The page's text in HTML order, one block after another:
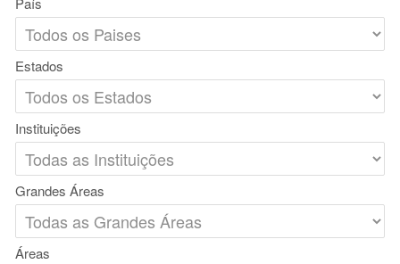
Estados
Instituições
Grandes Áreas
Áreas